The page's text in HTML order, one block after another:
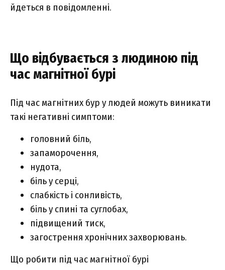
йдеться в повідомленні.
Що відбувається з людиною під
час магнітної бурі
Під час магнітних бур у людей можуть виникати
такі негативні симптоми:
головний біль,
запаморочення,
нудота,
біль у серці,
слабкість і сонливість,
біль у спині та суглобах,
підвищений тиск,
загострення хронічних захворювань.
Що робити під час магнітної бурі